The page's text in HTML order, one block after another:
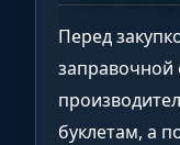
Перед
заправочной
буклетам, а